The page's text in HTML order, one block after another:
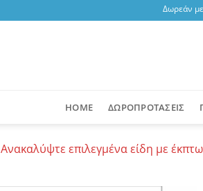
Δωρεάν
HOME ΔΩΡΟΠΡΟΤΑΣΕΙΣ
Ανακαλύψτε επιλεγμένα είδη με